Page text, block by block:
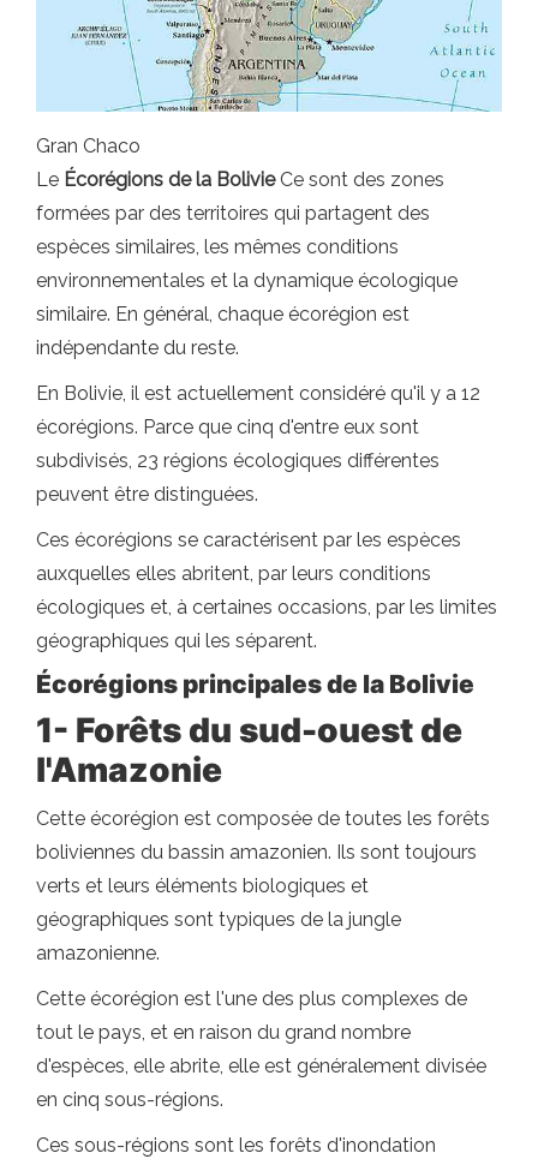
Gran Chaco
Le Écorégions de la BolivieCe sont des zones
formées par des territoires qui partagent des
espèces similaires, les mêmes conditions
environnementales et la dynamique écologique
similaire. En général, chaque écorégion est
indépendante du reste.
En Bolivie, il est actuellement considéré qu'il y a 12
écorégions. Parce que cinq d'entre eux sont
subdivisés, 23 régions écologiques différentes
peuvent être distinguées.
Ces écorégions se caractérisent par les espèces
auxquelles elles abritent, par leurs conditions
écologiques et, à certaines occasions, par les limites
géographiques qui les séparent.
Écorégions principales de la Bolivie
1- Forêts du sud-ouest de
l'Amazonie
Cette écorégion est composée de toutes les forêts
boliviennes du bassin amazonien. Ils sont toujours
verts et leurs éléments biologiques et
géographiques sont typiques de la jungle
amazonienne.
Cette écorégion est l'une des plus complexes de
tout le pays, et en raison du grand nombre
d'espèces, elle abrite, elle est généralement divisée
en cinq sous-régions.
Ces sous-régions sont les forêts d'inondation